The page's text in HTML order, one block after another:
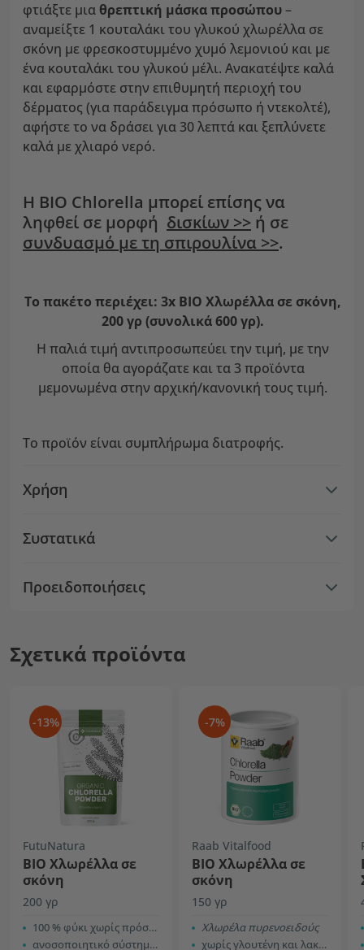
φτιάξτε μια θρεπτική μάσκα προσώπου–
αναμείξτε 1 κουταλάκι του γλυκού χλωρέλλα σε
σκόνη με φρεσκοστυμμένο χυμό λεμονιού και με
ένα κουταλάκι του γλυκού μέλι. Ανακατέψτε καλά
και εφαρμόστε στην επιθυμητή περιοχή του
δέρματος (για παράδειγμα πρόσωπο ή ντεκολτέ),
αφήστε το να δράσει για 30 λεπτά και ξεπλύνετε
καλά με χλιαρό νερό.
Η BIO Chlorella μπορεί επίσης να
ληφθεί σε μορφή δισκίων >> ή σε
συνδυασμό με τη σπιρουλίνα >>.
Το πακέτο περιέχει: 3x ΒΙΟ Χλωρέλλα σε σκόνη,
200 γρ (συνολικά 600 γρ).
Η παλιά τιμή αντιπροσωπεύει την τιμή, με την
οποία θα αγοράζατε και τα 3 προϊόντα
μεμονωμένα στην αρχική/κανονική τους τιμή.
Το προϊόν είναι συμπλήρωμα διατροφής.
Χρήση
Συστατικά
Προειδοποιήσεις
Σχετικά προϊόντα
-13%
FutuNatura
ΒΙΟ Χλωρέλλα σε
σκόνη
200 γρ
100 % φύκι χωρίς πρόσθετα
ανοσοποιητικό σύστημα, πέψη και αποτοξίνωση
-7%
Raab Vitalfood
ΒΙΟ Χλωρέλλα σε
σκόνη
150 γρ
Χλωρέλα πυρενοειδούς
χωρίς γλουτένη και λακτόζη